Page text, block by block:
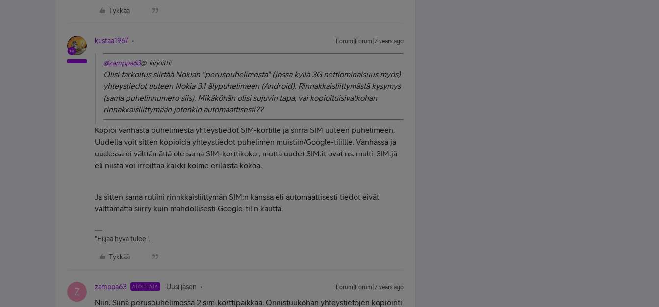
Tykkää
kustaa1967 Forum|Forum|7 years ago
@zamppa63@ kirjoitti:
Olisi tarkoitus siirtää Nokian "peruspuhelimesta" (jossa kyllä 3G nettiominaisuus myös)
yhteystiedot uuteen Nokia 3.1 älypuhelimeen (Android). Rinnakkaisliittymästä kysymys
(sama puhelinnumero siis). Mikäköhän olisi sujuvin tapa, vai kopioituisivatkohan
rinnakkaisliittymään jotenkin automaattisesti??
Kopioi vanhasta puhelimesta yhteystiedot SIM-kortille ja siirrä SIM uuteen puhelimeen.
Uudella voit sitten kopioida yhteystiedot puhelimen muistiin/Google-tilillle. Vanhassa ja
uudessa ei välttämättä ole sama SIM-korttikoko , mutta uudet SIM:it ovat ns. multi-SIM:jä
eli niistä voi irroittaa kaikki kolme erilaista kokoa.
Ja sitten sama rutiini rinnkkaisliittymän SIM:n kanssa eli automaattisesti tiedot eivät
välttämättä siirry kuin mahdollisesti Google-tilin kautta.
"Hiljaa hyvä tulee".
Tykkää
Z zamppa63 ALOITTAJA Uusi jäsen Forum|Forum|7 years ago
Niin. Siinä peruspuhelimessa 2 sim-korttipaikkaa. Onnistuukohan yhteystietojen kopiointi